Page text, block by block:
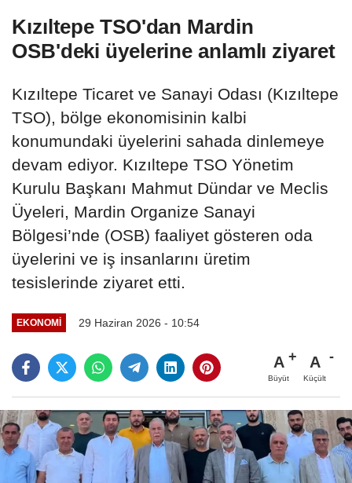
Kızıltepe TSO'dan Mardin
OSB'deki üyelerine anlamlı ziyaret
Kızıltepe Ticaret ve Sanayi Odası (Kızıltepe
TSO), bölge ekonomisinin kalbi
konumundaki üyelerini sahada dinlemeye
devam ediyor. Kızıltepe TSO Yönetim
Kurulu Başkanı Mahmut Dündar ve Meclis
Üyeleri, Mardin Organize Sanayi
Bölgesi’nde (OSB) faaliyet gösteren oda
üyelerini ve iş insanlarını üretim
tesislerinde ziyaret etti.
EKONOMI 29 Haziran 2026 - 10:54
A
Büyüt
A
Küçült